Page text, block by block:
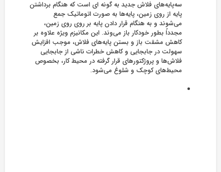
سه‌پایه‌های فلاش جدید به گونه ‌ای است که هنگام برداشتن
پایه از روی زمین، پایه‌ها به صورت اتوماتیک جمع
می‌شوند و به هنگام قرار دادن پایه بر روی روی زمین،
مجدداً بطور خودکار باز می‌وند. این مکانیزم ویژه علاوه بر
کاهش مشقت باز و بستن پایه‌های فلاش، موجب افزایش
سهولت در جابجایی و کاهش خطرات ناشی از جابجایی
فلاش‌ها و پروژکتورهای قرار گرفته در محیط کار، بخصوص
محیط‌های کوچک و شلوغ می‌شود.